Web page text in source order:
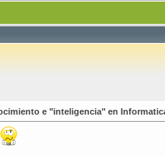
e "inteligencia" en